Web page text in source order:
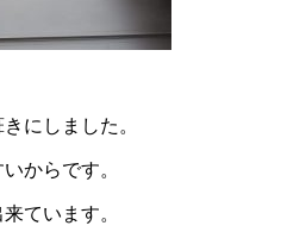
にしました。
からです。
ています。